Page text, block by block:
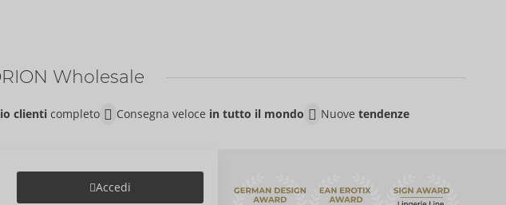
Wholesale
clienticompleto Consegna veloce in tutto il mondo Nuove tendenze
Accedi